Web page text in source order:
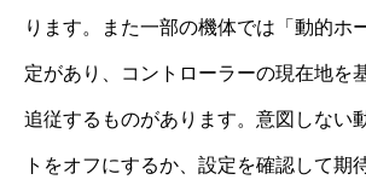
ります。また一部の機体では「動的ホ
定があり、コントローラーの現在地を
追従するものがあります。意図しない
トをオフにするか、設定を確認して期